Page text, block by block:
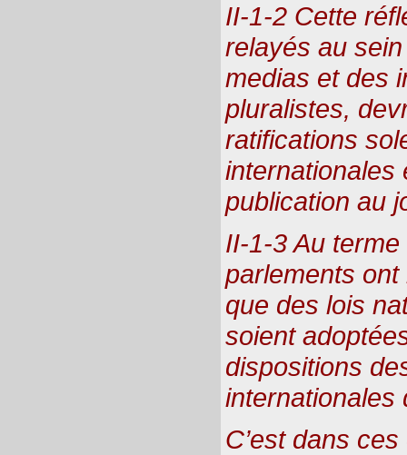
II-1-2 Cette
relayés au
medias et des
pluralistes,
ratifications
internationales
publication au
II-1-3 Au
parlements ont
que des lois
soient
dispositions
internationales
C’est dans